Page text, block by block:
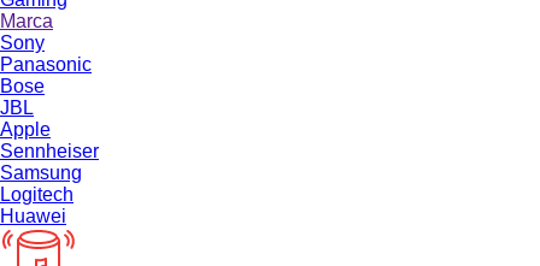
Marca
Sony
Panasonic
Bose
JBL
Apple
Sennheiser
Samsung
Logitech
Huawei